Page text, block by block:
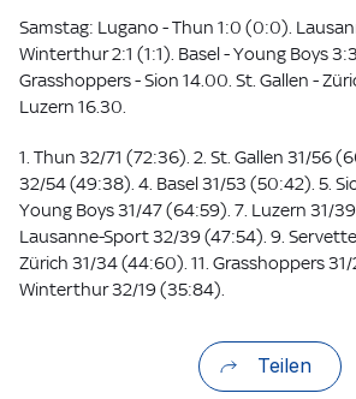
Samstag: Lugano - Thun 1:0 (0:0).
Winterthur 2:1 (1:1). Basel - Young Boys
Grasshoppers - Sion 14.00. St. Gallen -
Luzern 16.30.
1. Thun 32/71 (72:36). 2. St. Gallen 31/56
32/54 (49:38). 4. Basel 31/53 (50:42). 5.
Young Boys 31/47 (64:59). 7. Luzern 31/
Lausanne-Sport 32/39 (47:54). 9.
Zürich 31/34 (44:60). 11. Grasshoppers 31/
Winterthur 32/19 (35:84).
Teilen